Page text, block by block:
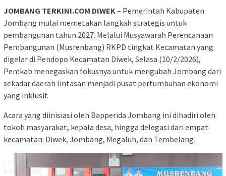
JOMBANG TERKINI.COM DIWEK – Pemerintah Kabupaten
Jombang mulai memetakan langkah strategis untuk
pembangunan tahun 2027. Melalui Musyawarah Perencanaan
Pembangunan (Musrenbang) RKPD tingkat Kecamatan yang
digelar di Pendopo Kecamatan Diwek, Selasa (10/2/2026),
Pemkab menegaskan fokusnya untuk mengubah Jombang dari
sekadar daerah lintasan menjadi pusat pertumbuhan ekonomi
yang inklusif.
​Acara yang diinisiasi oleh Bapperida Jombang ini dihadiri oleh
tokoh masyarakat, kepala desa, hingga delegasi dari empat
kecamatan: Diwek, Jombang, Megaluh, dan Tembelang.